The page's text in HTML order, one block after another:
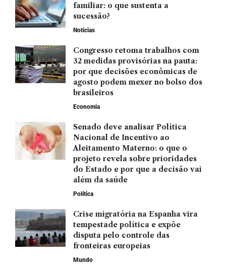
familiar: o que sustenta a
sucessão?
Noticias
Congresso retoma trabalhos com
32 medidas provisórias na pauta:
por que decisões econômicas de
agosto podem mexer no bolso dos
brasileiros
Economia
Senado deve analisar Política
Nacional de Incentivo ao
Aleitamento Materno: o que o
projeto revela sobre prioridades
do Estado e por que a decisão vai
além da saúde
Política
Crise migratória na Espanha vira
tempestade política e expõe
disputa pelo controle das
fronteiras europeias
Mundo